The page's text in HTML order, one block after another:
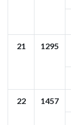
21 1295
22 1457